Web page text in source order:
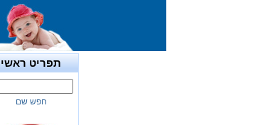
תפריט ראשי
חפש שם